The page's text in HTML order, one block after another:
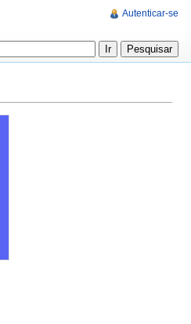
Autenticar-se